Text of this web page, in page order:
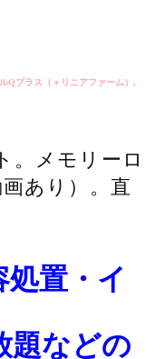
Qプラス（＋リニアファーム） ,
。メモリーロ
あり）。直
置・イ
題などの